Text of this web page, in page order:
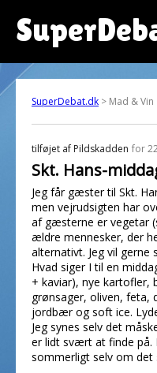
SuperDebat.dk > Mad &
tilføjet af Pildskadden for
Skt. Hans-
Jeg får gæster til Skt.
men vejrudsigten har
af gæsterne er vegetar
ældre mennesker, der
alternativt. Jeg vil gerne
Hvad siger I til en
+ kaviar), nye kartofler,
grønsager, oliven, feta,
jordbær og soft ice.
Jeg synes selv det
er lidt svært at finde
sommerligt selv om det